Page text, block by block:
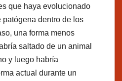
que haya evolucionado
patógena dentro de los
una forma menos
saltado de un animal
y luego habría
actual durante un